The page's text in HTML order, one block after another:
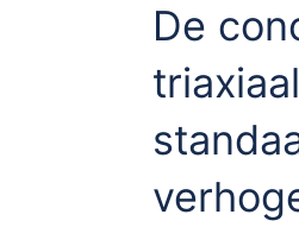
De